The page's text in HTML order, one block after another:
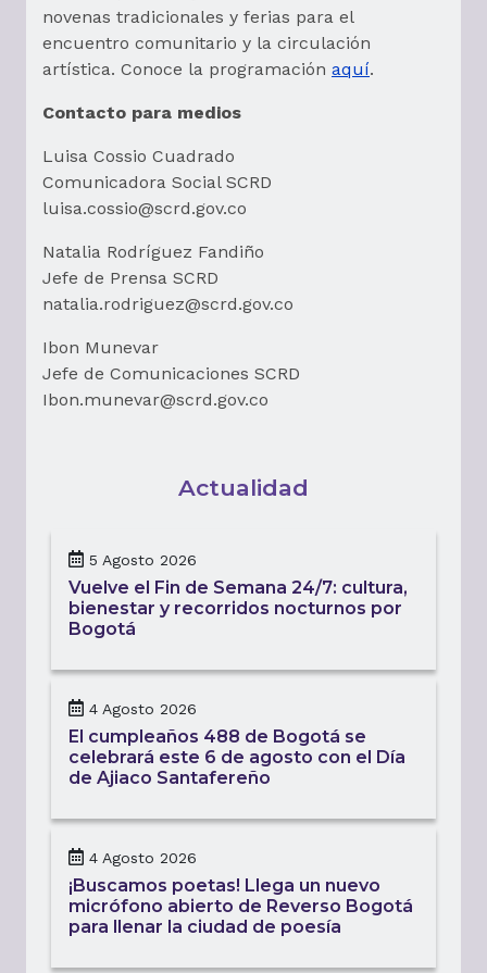
novenas tradicionales y ferias para el
encuentro comunitario y la circulación
artística. Conoce la programación aquí.
Contacto para medios
Luisa Cossio Cuadrado
Comunicadora Social SCRD
luisa.cossio@scrd.gov.co
Natalia Rodríguez Fandiño
Jefe de Prensa SCRD
natalia.rodriguez@scrd.gov.co
Ibon Munevar
Jefe de Comunicaciones SCRD
Ibon.munevar@scrd.gov.co
Actualidad
5 Agosto 2026
Vuelve el Fin de Semana 24/7: cultura,
bienestar y recorridos nocturnos por
Bogotá
4 Agosto 2026
El cumpleaños 488 de Bogotá se
celebrará este 6 de agosto con el Día
de Ajiaco Santafereño
4 Agosto 2026
¡Buscamos poetas! Llega un nuevo
micrófono abierto de Reverso Bogotá
para llenar la ciudad de poesía